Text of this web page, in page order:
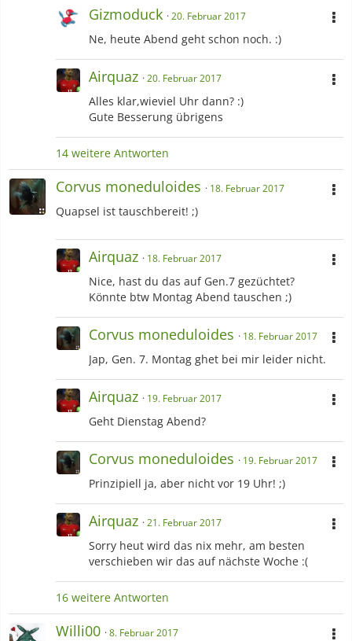
Gizmoduck 20. Februar 2017
Ne, heute Abend geht schon noch. :)
Airquaz 20. Februar 2017
Alles klar,wieviel Uhr dann? :)
Gute Besserung übrigens
14 weitere Antworten
Corvus moneduloides 18. Februar 2017
Quapsel ist tauschbereit! ;)
Airquaz 18. Februar 2017
Nice, hast du das auf Gen.7 gezüchtet?
Könnte btw Montag Abend tauschen ;)
Corvus moneduloides 18. Februar 2017
Jap, Gen. 7. Montag ghet bei mir leider nicht.
Airquaz 19. Februar 2017
Geht Dienstag Abend?
Corvus moneduloides 19. Februar 2017
Prinzipiell ja, aber nicht vor 19 Uhr! ;)
Airquaz 21. Februar 2017
Sorry heut wird das nix mehr, am besten
verschieben wir das auf nächste Woche :(
16 weitere Antworten
Willi00 8. Februar 2017